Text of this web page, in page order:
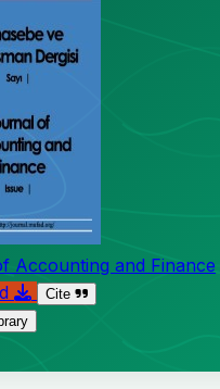
Accounting and Finance
Cite